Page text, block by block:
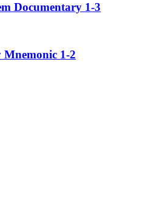
Documentary 1-3
1-2